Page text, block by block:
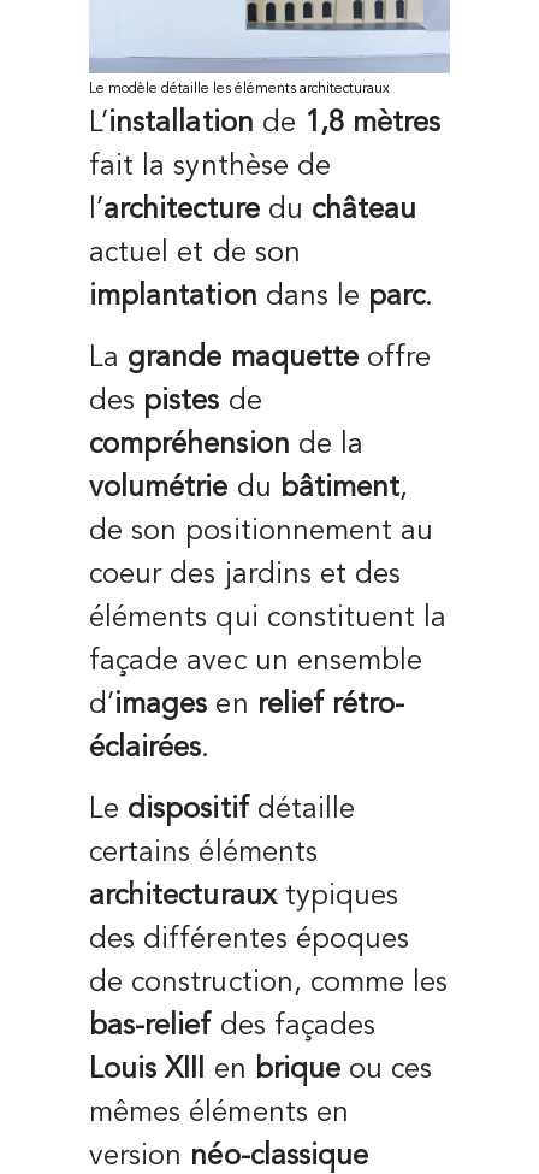
Le modèle détaille les éléments architecturaux
L’installation de 1,8 mètres
fait la synthèse de
l’architecturedu château
actuel et de son
implantation dans le parc.
La grande maquetteoffre
des pistes de
compréhension de la
volumétrie du bâtiment,
de son positionnement au
coeur des jardins et des
éléments qui constituent la
façade avec un ensemble
d’images en relief rétro-
éclairées.
Le dispositifdétaille
certains éléments
architecturauxtypiques
des différentes époques
de construction, comme les
bas-relief des façades
Louis XIII en brique ou ces
mêmes éléments en
version néo-classique